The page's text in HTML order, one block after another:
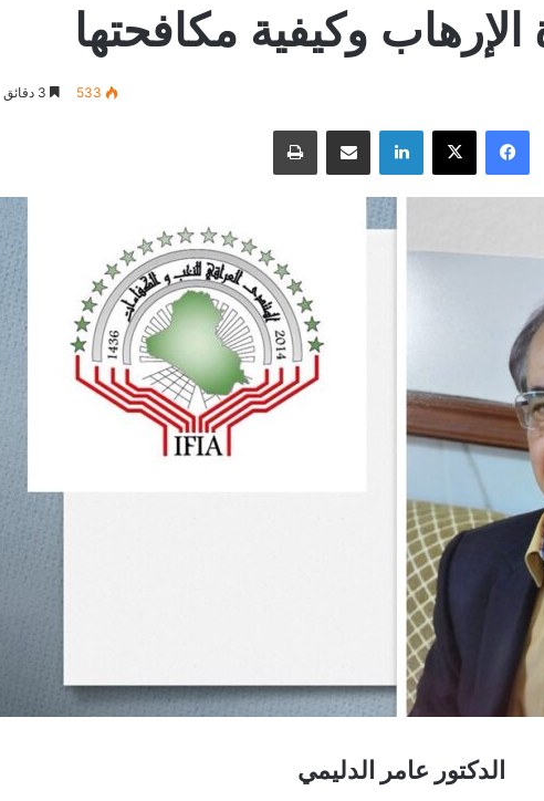
وكيفية مكافحتها
533
فيسبوك لينكدإن
الدكتور عامر الدليمي